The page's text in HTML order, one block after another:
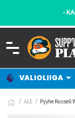
-
VALIOLIIGA
ALE Pyyhe Russell